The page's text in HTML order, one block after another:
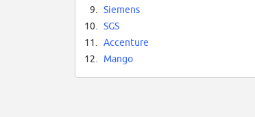
9.
Siemens
10.
SGS
11.
Accenture
12.
Mango